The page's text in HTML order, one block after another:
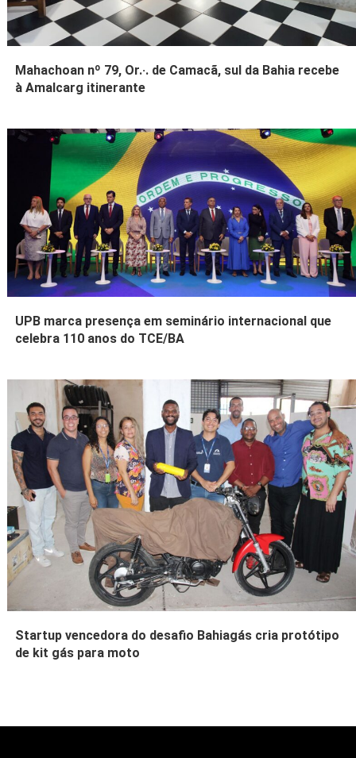
Mahachoan nº 79, Or.·. de Camacã, sul da Bahia recebe
à Amalcarg itinerante
UPB marca presença em seminário internacional que
celebra 110 anos do TCE/BA
Startup vencedora do desafio Bahiagás cria protótipo
de kit gás para moto